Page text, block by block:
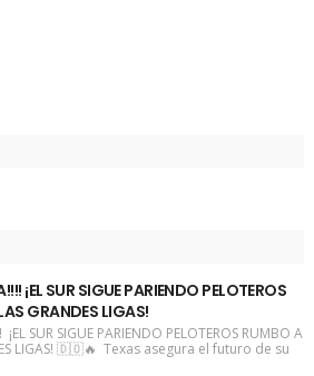
¡EL SUR SIGUE PARIENDO PELOTEROS
GRANDES LIGAS!
SUR SIGUE PARIENDO PELOTEROS RUMBO A
LIGAS! 🇩🇴🔥 Texas asegura el futuro de su